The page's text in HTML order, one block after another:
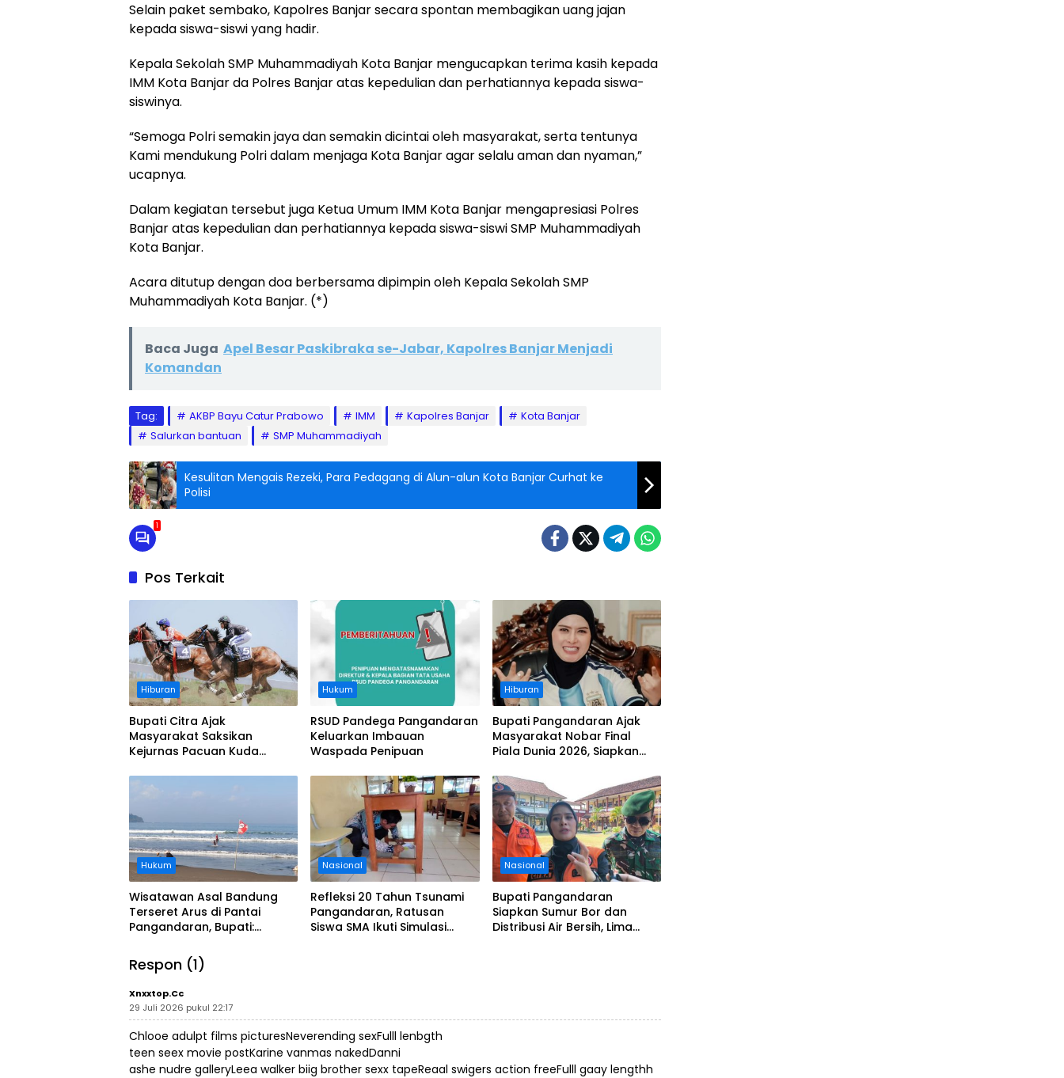
Selain paket sembako, Kapolres Banjar secara spontan membagikan uang jajan
kepada siswa-siswi yang hadir.
Kepala Sekolah SMP Muhammadiyah Kota Banjar mengucapkan terima kasih kepada
IMM Kota Banjar da Polres Banjar atas kepedulian dan perhatiannya kepada siswa-
siswinya.
“Semoga Polri semakin jaya dan semakin dicintai oleh masyarakat, serta tentunya
Kami mendukung Polri dalam menjaga Kota Banjar agar selalu aman dan nyaman,”
ucapnya.
Dalam kegiatan tersebut juga Ketua Umum IMM Kota Banjar mengapresiasi Polres
Banjar atas kepedulian dan perhatiannya kepada siswa-siswi SMP Muhammadiyah
Kota Banjar.
Acara ditutup dengan doa berbersama dipimpin oleh Kepala Sekolah SMP
Muhammadiyah Kota Banjar. (*)
Baca Juga Apel Besar Paskibraka se-Jabar, Kapolres Banjar Menjadi
Komandan
Tag: AKBP Bayu Catur Prabowo IMM Kapolres Banjar
Kota Banjar
Salurkan bantuan
SMP Muhammadiyah
Kesulitan Mengais Rezeki, Para Pedagang di Alun-alun Kota Banjar Curhat ke
Polisi
1
Pos Terkait
Hiburan
Bupati Citra Ajak
Masyarakat Saksikan
Kejurnas Pacuan Kuda
Legokjawa
Hukum
RSUD Pandega Pangandaran
Keluarkan Imbauan
Waspada Penipuan
Hiburan
Bupati Pangandaran Ajak
Masyarakat Nobar Final
Piala Dunia 2026, Siapkan
Hukum
Wisatawan Asal Bandung
Terseret Arus di Pantai
Pangandaran, Bupati:
Aturan
Nasional
Refleksi 20 Tahun Tsunami
Pangandaran, Ratusan
Siswa SMA Ikuti Simulasi
Nasional
Bupati Pangandaran
Siapkan Sumur Bor dan
Distribusi Air Bersih, Lima
Respon (1)
Xnxxtop.cc
29 Juli 2026 pukul 22:17
Chlooe adulpt films picturesNeverending sexFulll lenbgth
teen seex movie postKarine vanmas nakedDanni
ashe nudre galleryLeea walker biig brother sexx tapeReaal swigers action freeFulll gaay lengthh